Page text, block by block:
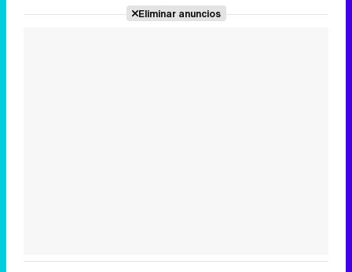
Eliminar anuncios